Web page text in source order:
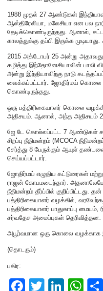
1988 முதல் 27 ஆண்டுகள்
ஆஸ்திரேலியா, மலேசியா என பல
தேடிக்கொண்டிருந்தது. ஆனால்,
காலத்துக்கு தப்பி இருக்க
2015 அக்டோபர் 25 அன்று
கழித்து இந்தோனேசியாவின் பாலி
அன்று இந்தியாவிற்கு நாடு
வைக்கப்பட்டார். ஜோதிர்மய் கொலை
கொண்டிருந்தது.
ஒரு பத்திரிகையாளர் கொலை
அதிசயம். ஆனால், அந்த அதிசயம்
ஜே டே கொல்லப்பட்ட 7 ஆண்டுகள்
சிறப்பு நீதிமன்றம் (MCOCA
சேர்த்து 8 பேருக்கும் ஆயுள்
செய்யப்பட்டார்.
ஜோதிர்மய் எழுதிய கட்டுரைகள்
ராஜன் கோபமடைந்தார்.
நீதிமன்றம் தீர்ப்பில்
பத்திரிகையாளர் வழக்கில்,
பத்திரிகையாளர் பாதுகாப்பு
சர்வதேச அமைப்புகள் தெரிவித்தன.
அபூர்வமான ஒரு கொலை வழக்காக
(தொடரும்)
பகிர:
F
T
Li
W